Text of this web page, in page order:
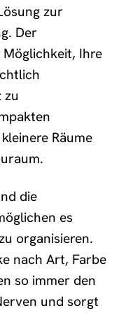
zur
Der
Ihre
zu
Räume
die
es
organisieren.
nach Art, Farbe
so immer den
und sorgt